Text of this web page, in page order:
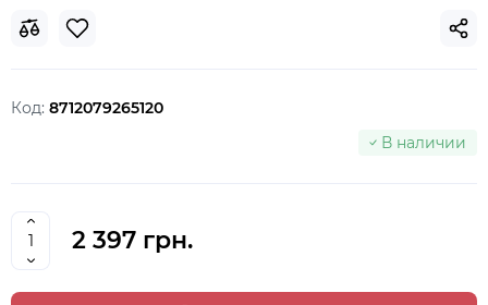
Код: 8712079265120
В наличии
2 397 грн.